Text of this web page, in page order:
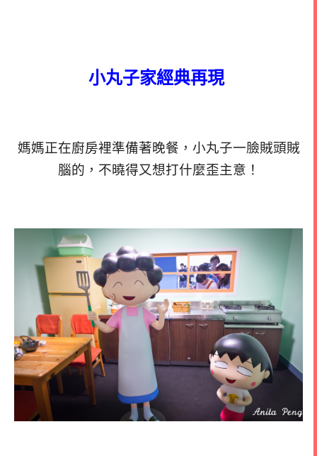
小丸子家經典再現
媽媽正在廚房裡準備著晚餐，小丸子一臉賊頭賊
腦的，不曉得又想打什麼歪主意！